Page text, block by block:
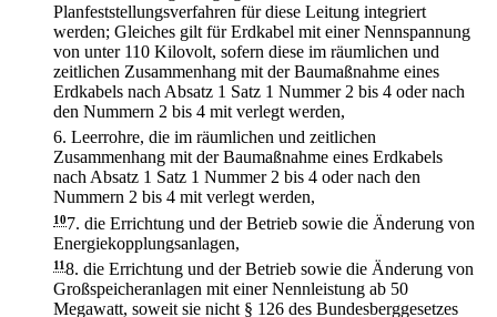
Planfeststellungsverfahren für diese Leitung integriert
werden; Gleiches gilt für Erdkabel mit einer Nennspannung
von unter 110 Kilovolt, sofern diese im räumlichen und
zeitlichen Zusammenhang mit der Baumaßnahme eines
Erdkabels nach Absatz 1 Satz 1 Nummer 2 bis 4 oder nach
den Nummern 2 bis 4 mit verlegt werden,
6. Leerrohre, die im räumlichen und zeitlichen
Zusammenhang mit der Baumaßnahme eines Erdkabels
nach Absatz 1 Satz 1 Nummer 2 bis 4 oder nach den
Nummern 2 bis 4 mit verlegt werden,
107. die Errichtung und der Betrieb sowie die Änderung von
Energiekopplungsanlagen,
11 8. die Errichtung und der Betrieb sowie die Änderung von
Großspeicheranlagen mit einer Nennleistung ab 50
Megawatt, soweit sie nicht § 126 des Bundesberggesetzes